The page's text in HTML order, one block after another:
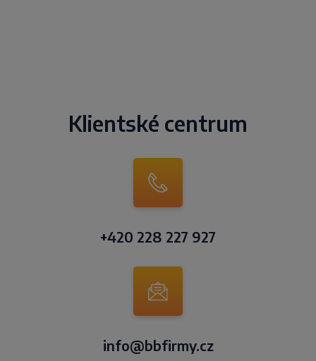
Klientské centrum
+420 228 227 927
info@bbfirmy.cz